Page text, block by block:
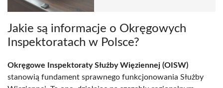
Jakie są informacje o Okręgowych
Inspektoratach w Polsce?
Okręgowe Inspektoraty Służby Więziennej (OISW)
stanowią fundament sprawnego funkcjonowania Służby